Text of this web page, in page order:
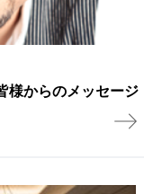
様からのメッセージ